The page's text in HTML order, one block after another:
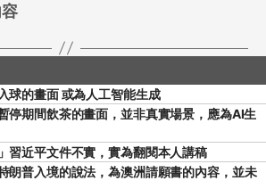
球的畫面 或為人工智能生成
停期間飲茶的畫面，並非真實場景，應為AI生
習近平文件不實，實為翻閱本人講稿
朗普入境的說法，為澳洲請願書的內容，並未